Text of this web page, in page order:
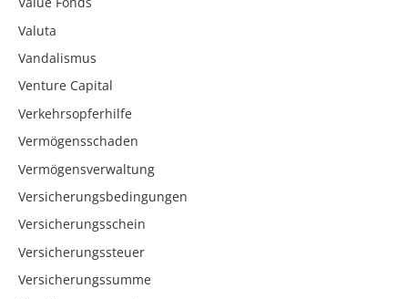
Valuta
Vandalismus
Venture Capital
Verkehrsopferhilfe
Vermögensschaden
Vermögensverwaltung
Versicherungsbedingungen
Versicherungsschein
Versicherungssteuer
Versicherungssumme